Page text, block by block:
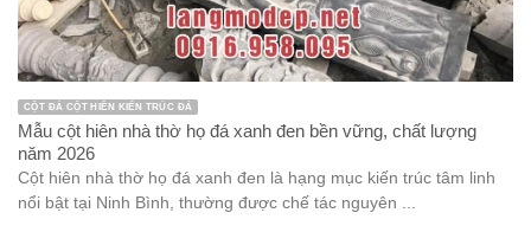
CỘT ĐÁ CỘT HIÊN KIẾN TRÚC ĐÁ
Mẫu cột hiên nhà thờ họ đá xanh đen bền vững, chất lượng
năm 2026
Cột hiên nhà thờ họ đá xanh đen là hạng mục kiến trúc tâm linh
nổi bật tại Ninh Bình, thường được chế tác nguyên ...